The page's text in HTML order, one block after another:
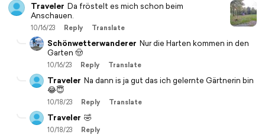
Traveler Da fröstelt es mich schon beim
Anschauen.
10/16/23 Reply Translate
Schönwetterwanderer Nur die Harten kommen in den
Garten 🤠
10/16/23 Reply Translate
Traveler Na dann is ja gut das ich gelernte Gärtnerin bin
😂😇
10/18/23 Reply Translate
Traveler 🤣
10/18/23 Reply